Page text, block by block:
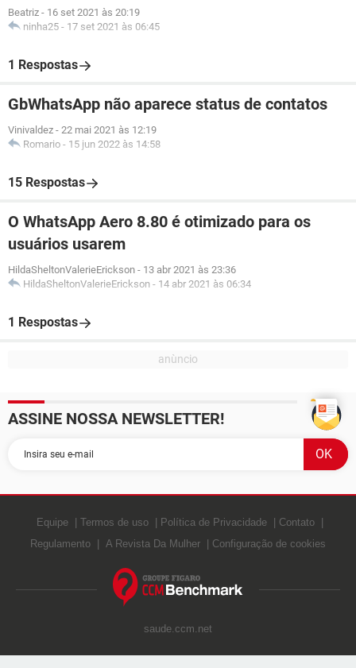
Beatriz - 16 set 2021 às 20:19
ninha25 - 17 set 2021 às 06:45
1 Respostas
GbWhatsApp não aparece status de contatos
Vinivaldez - 22 mai 2021 às 12:19
Romario - 15 jun 2022 às 14:58
15 Respostas
O WhatsApp Aero 8.80 é otimizado para os
usuários usarem
HildaSheltonValerieErickson - 13 abr 2021 às 23:36
HildaSheltonValerieErickson - 14 abr 2021 às 06:34
1 Respostas
ASSINE NOSSA NEWSLETTER!
Equipe Termos de uso Política de Privacidade
Contato
Regulamento
A Revista Da Mulher Configuração de cookies
saude.ccm.net